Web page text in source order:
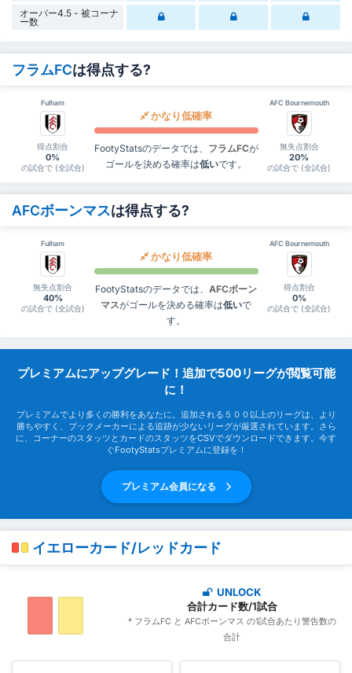
オーバー4.5 - 被コーナ
ー数
フラムFCは得点する?
Fulham AFC Bournemouth
得点割合
0%
の試合で (全試合)
かなり低確率
FootyStatsのデータでは、 フラムFCが
ゴールを決める確率は低いです。
無失点割合
20%
の試合で (全試合)
AFCボーンマスは得点する?
Fulham AFC Bournemouth
無失点割合
40%
の試合で (全試合)
かなり低確率
FootyStatsのデータでは、 AFCボーン
マスがゴールを決める確率は低いで
す。
得点割合
0%
の試合で (全試合)
プレミアムにアップグレード！追加で500リーグが閲覧可能
に！
プレミアムでより多くの勝利をあなたに。追加される５００以上のリーグは、より
勝ちやすく、ブックメーカーによる追跡が少ないリーグが厳選されています。さら
に、コーナーのスタッツとカードのスタッツをCSVでダウンロードできます。今す
ぐFootyStatsプレミアムに登録を！
プレミアム会員になる
イエローカード/レッドカード
UNLOCK
合計カード数/1試合
* フラムFC と AFCボーンマス の1試合あたり警告数の
合計